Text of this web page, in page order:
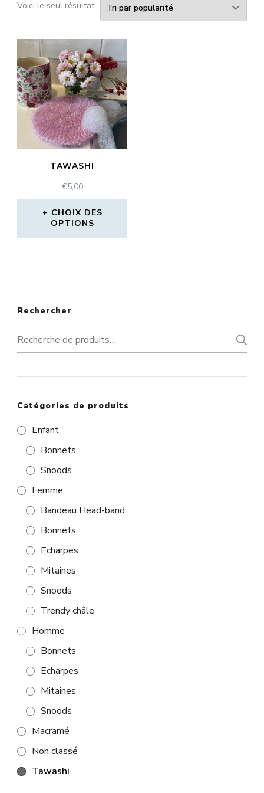
Voici le seul résultat
TAWASHI
€5,00
CHOIX DES
OPTIONS
Les
être
Rechercher
Recherche
pour :
Catégories de produits
Enfant
Bonnets
Snoods
Femme
Bandeau Head-band
Bonnets
Echarpes
Mitaines
Snoods
Trendy châle
Homme
Bonnets
Echarpes
Mitaines
Snoods
Macramé
Non classé
Tawashi